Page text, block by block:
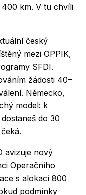
400 km. V tu chvíli
český
mezi OPPIK,
SFDI.
žádosti 40–
Německo,
model: k
do 30
avizuje nový
Operačního
s alokací 800
podmínky